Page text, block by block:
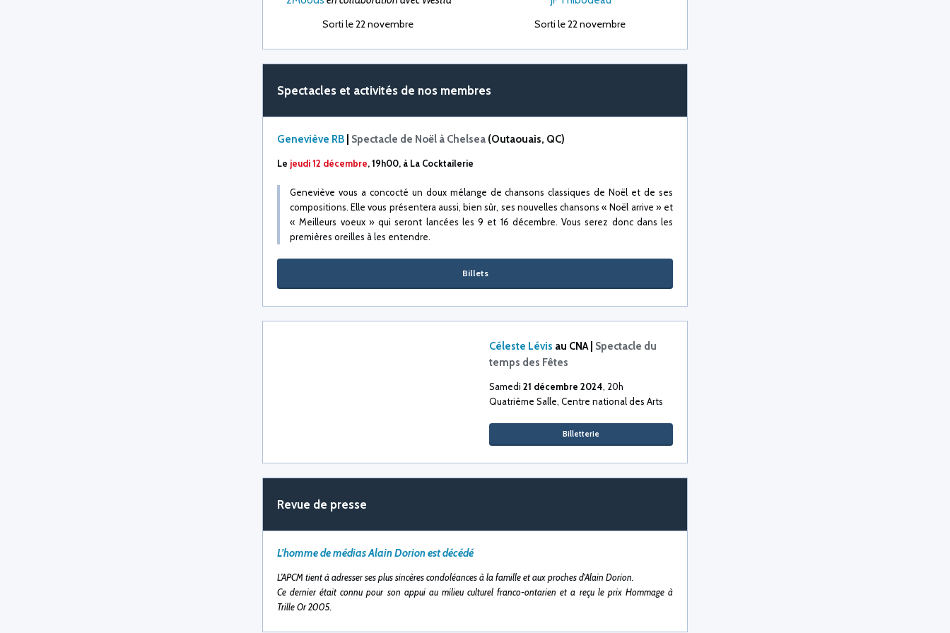
Sorti le 22 novembre
Sorti le 22 novembre
Spectacles et activités de nos membres
Geneviève RB Spectacle de Noël à Chelsea (Outaouais, QC)
Le jeudi 12 décembre,19h00, à La Cocktailerie
Geneviève vous a concocté un doux mélange de chansons classiques de Noël et de ses
compositions. Elle vous présentera aussi, bien sûr, ses nouvelles chansons « Noël arrive » et
« Meilleurs voeux » qui seront lancées les 9 et 16 décembre. Vous serez donc dans les
premières oreilles à les entendre.
Billets
Céleste Lévis au CNA | Spectacle du
temps des Fêtes
Samedi 21 décembre 2024, 20h
Quatrième Salle, Centre national des Arts
Billetterie
Revue de presse
L’homme de médias Alain Dorion est décédé
L’APCM tient à adresser ses plus sincères condoléances à la famille et aux proches d'Alain Dorion.
Ce dernier était connu pour son appui au milieu culturel franco-ontarien et a reçu le prix Hommage à
Trille Or 2005.